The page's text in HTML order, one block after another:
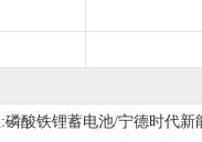
酸铁锂蓄电池/宁德时代